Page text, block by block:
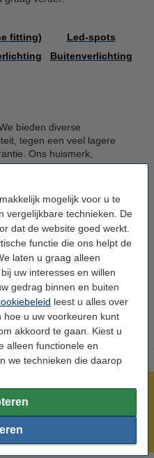
mogelijk voor u te
vergelijkbare technieken. De
dat de website goed werkt.
functie die ons helpt de
laten u graag alleen
uw interesses en willen
gedrag binnen en buiten
leest u alles over
hoe u uw voorkeuren kunt
akkoord te gaan. Kiest u
alleen functionele en
we technieken die daarop
fitting)
Led-spots
Buitenverlichting
bieden diverse
tegen een veel lagere
Ons huismerk,
verichtingsoplossingen
maar we bieden ook
aan. Denk
led lampen, maar ook
nog veel meer.